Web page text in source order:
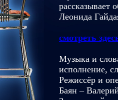
рассказывает
Леонида
смотреть
Музыка и
исполнение,
Режиссёр и
Баян –